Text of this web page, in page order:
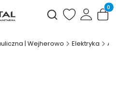
Otwórz
| Wejherowo Elektryka